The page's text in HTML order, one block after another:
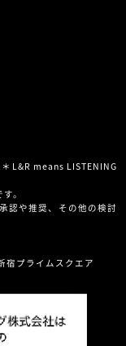
L&R means LISTENING
。
認や推奨、その他の検討
プライムスクエア